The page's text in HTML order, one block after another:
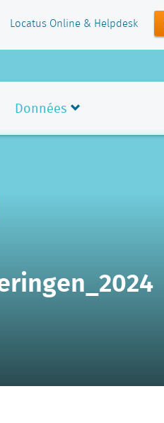
Locatus Online & Helpdesk
Données